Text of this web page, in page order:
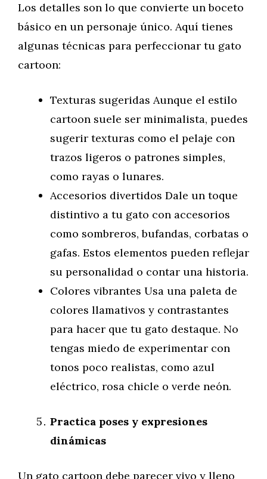
Los detalles son lo que convierte un boceto
básico en un personaje único. Aquí tienes
algunas técnicas para perfeccionar tu gato
cartoon:
Texturas sugeridas Aunque el estilo
cartoon suele ser minimalista, puedes
sugerir texturas como el pelaje con
trazos ligeros o patrones simples,
como rayas o lunares.
Accesorios divertidos Dale un toque
distintivo a tu gato con accesorios
como sombreros, bufandas, corbatas o
gafas. Estos elementos pueden reflejar
su personalidad o contar una historia.
Colores vibrantes Usa una paleta de
colores llamativos y contrastantes
para hacer que tu gato destaque. No
tengas miedo de experimentar con
tonos poco realistas, como azul
eléctrico, rosa chicle o verde neón.
Practica poses y expresiones
dinámicas
Un gato cartoon debe parecer vivo y lleno